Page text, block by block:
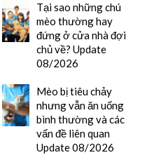
Tại sao những chú
mèo thường hay
đứng ở cửa nhà đợi
chủ về? Update
08/2026
Mèo bị tiêu chảy
nhưng vẫn ăn uống
bình thường và các
vấn đề liên quan
Update 08/2026